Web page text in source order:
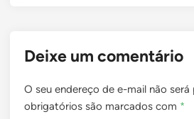
Deixe um comentário
O seu endereço de e-mail não será
obrigatórios são marcados com *